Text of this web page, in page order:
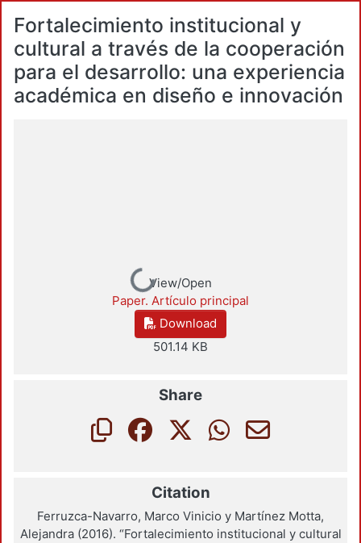
Fortalecimiento institucional y
cultural a través de la cooperación
para el desarrollo: una experiencia
académica en diseño e innovación
Loading...
View/Open
Paper. Artículo principal
Download
501.14 KB
Share
Citation
Ferruzca-Navarro, Marco Vinicio y Martínez Motta,
Alejandra (2016). “Fortalecimiento institucional y cultural